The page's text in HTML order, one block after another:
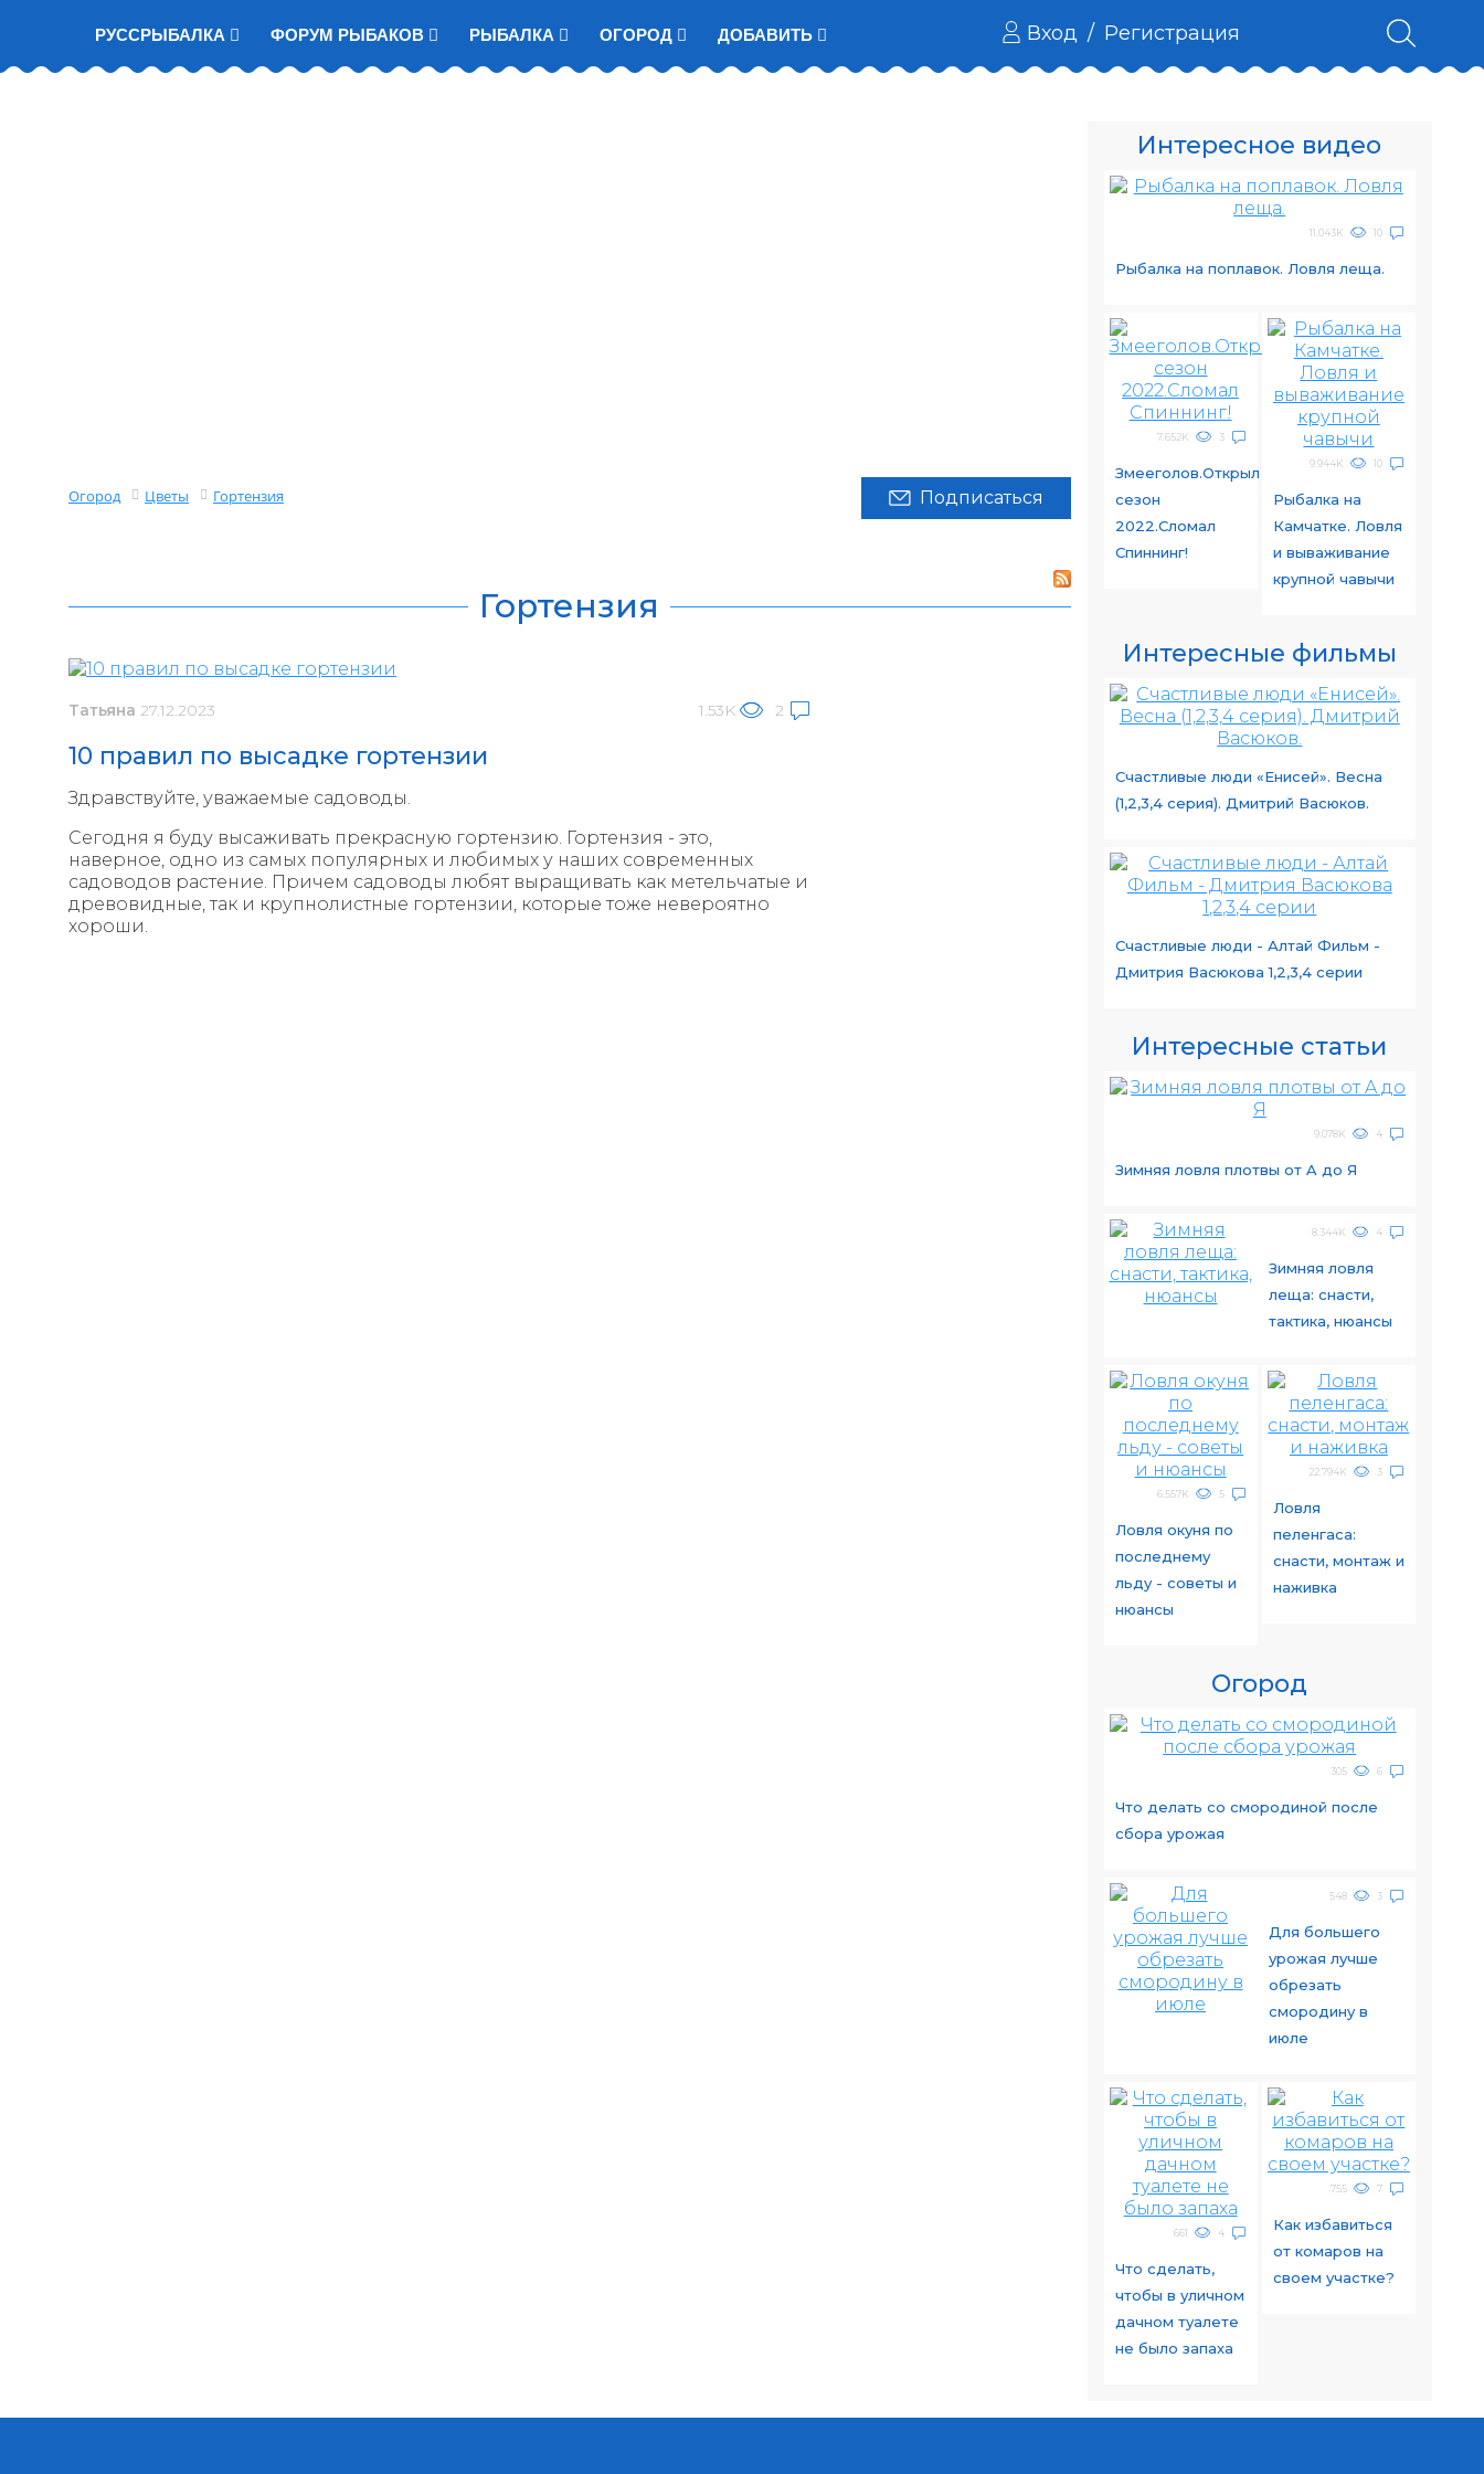
РУССРЫБАЛКА ФОРУМ РЫБАКОВ РЫБАЛКА ОГОРОД ДОБАВИТЬ Вход / Регистрация
Огород Цветы Гортензия Подписаться
Гортензия
Татьяна 27.12.2023 1.53K 2
10 правил по высадке гортензии
Здравствуйте, уважаемые садоводы.
Сегодня я буду высаживать прекрасную гортензию. Гортензия - это,
наверное, одно из самых популярных и любимых у наших современных
садоводов растение. Причем садоводы любят выращивать как метельчатые и
древовидные, так и крупнолистные гортензии, которые тоже невероятно
хороши.
Интересное видео
11.043K 10
Рыбалка на поплавок. Ловля леща.
7.652K 3
Змееголов.Открыл
сезон
2022.Сломал
Спиннинг!
9.944K 10
Рыбалка на
Камчатке. Ловля
и вываживание
крупной чавычи
Интересные фильмы
Счастливые люди «Енисей». Весна
(1,2,3,4 серия). Дмитрий Васюков.
Счастливые люди - Алтай Фильм -
Дмитрия Васюкова 1,2,3,4 серии
Интересные статьи
9.078K 4
Зимняя ловля плотвы от A до Я
8.344K 4
Зимняя ловля
леща: снасти,
тактика, нюансы
6.557K 5
Ловля окуня по
последнему
льду - советы и
нюансы
22.794K 3
Ловля
пеленгаса:
снасти, монтаж и
наживка
Огород
305 6
Что делать со смородиной после
сбора урожая
548 3
Для большего
урожая лучше
обрезать
смородину в
июле
661 4
Что сделать,
чтобы в уличном
дачном туалете
не было запаха
755 7
Как избавиться
от комаров на
своем участке?